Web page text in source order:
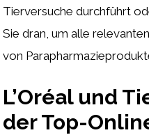
Tierversuche durchführt
Sie dran, um alle
von
L’Oréal und
der Top-